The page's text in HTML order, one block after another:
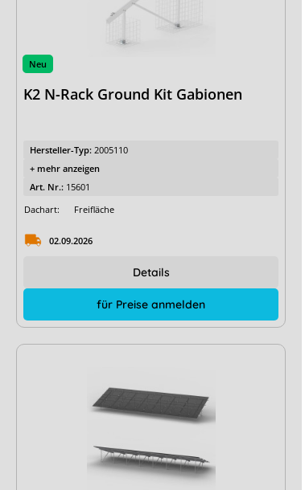
Neu
K2 N-Rack Ground Kit Gabionen
Hersteller-Typ: 2005110
+ mehr anzeigen
Art. Nr.: 15601
Dachart:
Freifläche
02.09.2026
für Preise anmelden
Details